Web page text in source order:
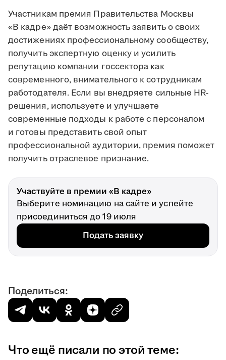
Участникам премия Правительства Москвы
«В кадре» даёт возможность заявить о своих
достижениях профессиональному сообществу,
получить экспертную оценку и усилить
репутацию компании госсектора как
современного, внимательного к сотрудникам
работодателя. Если вы внедряете сильные HR-
решения, используете и улучшаете
современные подходы к работе с персоналом
и готовы представить свой опыт
профессиональной аудитории, премия поможет
получить отраслевое признание.
Участвуйте в премии «В кадре»
Выберите номинацию на сайте и успейте
присоединиться до 19 июля
Подать заявку
Поделиться:
Что ещё писали по этой теме: